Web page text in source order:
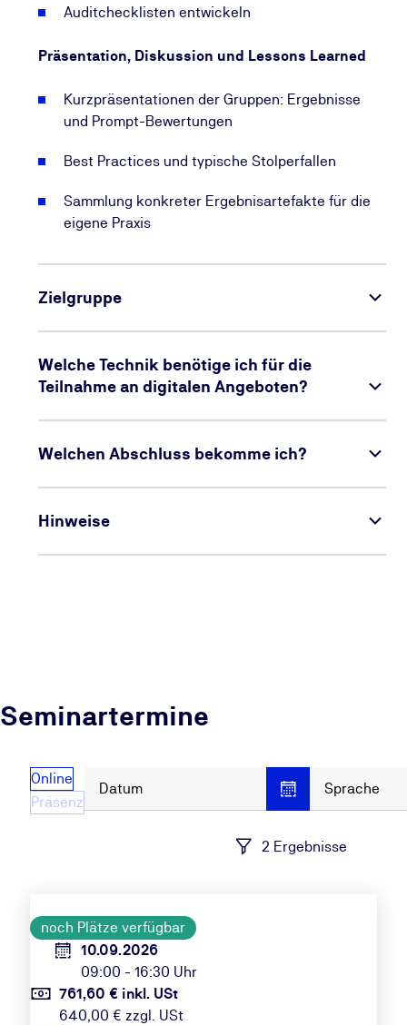
Auditchecklisten entwickeln
Präsentation, Diskussion und Lessons Learned
Kurzpräsentationen der Gruppen: Ergebnisse
und Prompt-Bewertungen
Best Practices und typische Stolperfallen
Sammlung konkreter Ergebnisartefakte für die
eigene Praxis
Zielgruppe
Welche Technik benötige ich für die
Teilnahme an digitalen Angeboten?
Welchen Abschluss bekomme ich?
Hinweise
Seminartermine
Online
Präsenz
Datum Sprache
2 Ergebnisse
noch Plätze verfügbar
10.09.2026
09:00 - 16:30 Uhr
761,60 € inkl. USt
640,00 € zzgl. USt